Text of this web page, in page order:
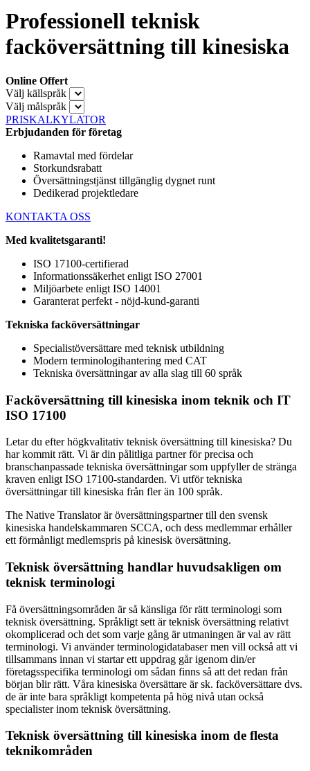
Professionell teknisk
facköversättning till kinesiska
Online Offert
Välj källspråk
Välj målspråk
PRISKALKYLATOR
Erbjudanden för företag
Ramavtal med fördelar
Storkundsrabatt
Översättningstjänst tillgänglig dygnet runt
Dedikerad projektledare
KONTAKTA OSS
Med kvalitetsgaranti!
ISO 17100-certifierad
Informationssäkerhet enligt ISO 27001
Miljöarbete enligt ISO 14001
Garanterat perfekt - nöjd-kund-garanti
Tekniska facköversättningar
Specialistöversättare med teknisk utbildning
Modern terminologihantering med CAT
Tekniska översättningar av alla slag till 60 språk
Facköversättning till kinesiska inom teknik och IT
ISO 17100
Letar du efter högkvalitativ teknisk översättning till kinesiska? Du
har kommit rätt. Vi är din pålitliga partner för precisa och
branschanpassade tekniska översättningar som uppfyller de stränga
kraven enligt ISO 17100-standarden. Vi utför tekniska
översättningar till kinesiska från fler än 100 språk.
The Native Translator är översättningspartner till den svensk
kinesiska handelskammaren SCCA, och dess medlemmar erhåller
ett förmånligt medlemspris på kinesisk översättning.
Teknisk översättning handlar huvudsakligen om
teknisk terminologi
Få översättningsområden är så känsliga för rätt terminologi som
teknisk översättning. Språkligt sett är teknisk översättning relativt
okomplicerad och det som varje gång är utmaningen är val av rätt
terminologi. Vi använder terminologidatabaser men vill också att vi
tillsammans innan vi startar ett uppdrag går igenom din/er
företagsspecifika terminologi om sådan finns så att det redan från
början blir rätt. Våra kinesiska översättare är sk. facköversättare dvs.
de är inte bara språkligt kompetenta på hög nivå utan också
specialister inom teknisk översättning.
Teknisk översättning till kinesiska inom de flesta
teknikområden